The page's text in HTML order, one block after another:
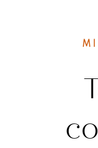
MI